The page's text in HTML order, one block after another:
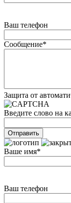
Ваш телефон
Сообщение*
Защита от
Введите слово на
Ваше имя*
Ваш телефон